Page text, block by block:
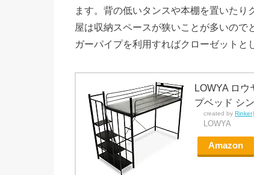
ます。背の低いタンスや本棚を置いた
屋は収納スペースが狭いことが多いの
ガーパイプを利用すればクローゼットと
LOWYA ロウ
プベッド シ
created by Rinker
LOWYA
Amazon